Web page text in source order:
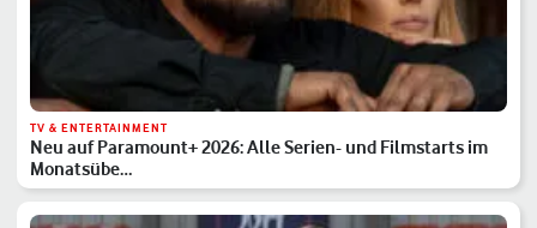
TV & ENTERTAINMENT
Neu auf Paramount+ 2026: Alle Serien- und Filmstarts im
Monatsübe…